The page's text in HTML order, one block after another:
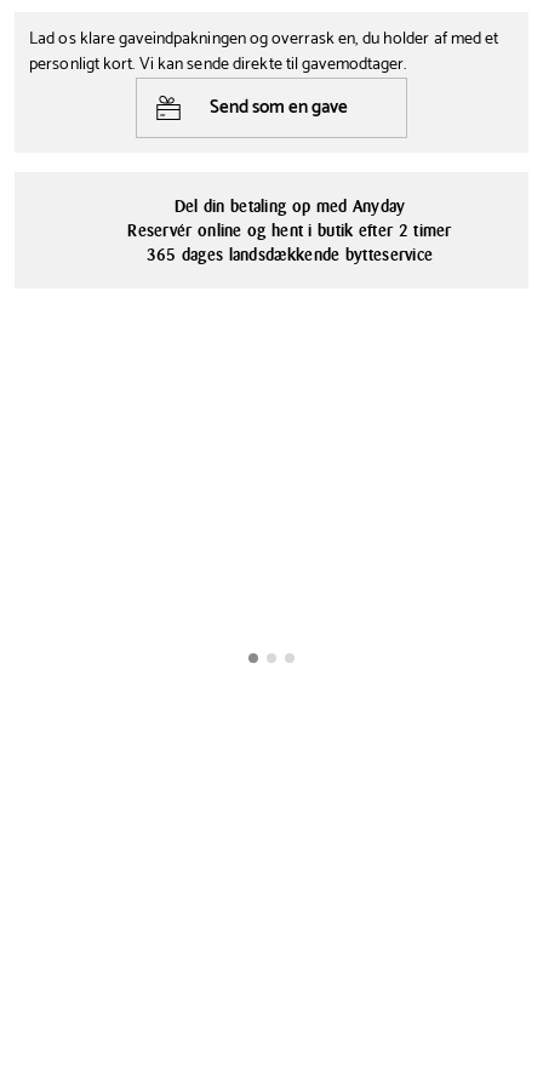
streger på det krystalklare glas fremstår champagnen ekstremt flot i
glasset.
Flot design og blyfri krystalglas.
10 års garanti mod glaspest.
Tåler opvaskemaskine
Nej Ja
Læs mere
Frederik Bagger Crispy Glas
Lad os klare gaveindpakningen og overrask en, du holder af med et
personligt kort. Vi kan sende direkte til gavemodtager.
Send som en gave
Del din betaling op med Anyday
Reservér online og hent i butik efter 2 timer
365 dages landsdækkende bytteservice